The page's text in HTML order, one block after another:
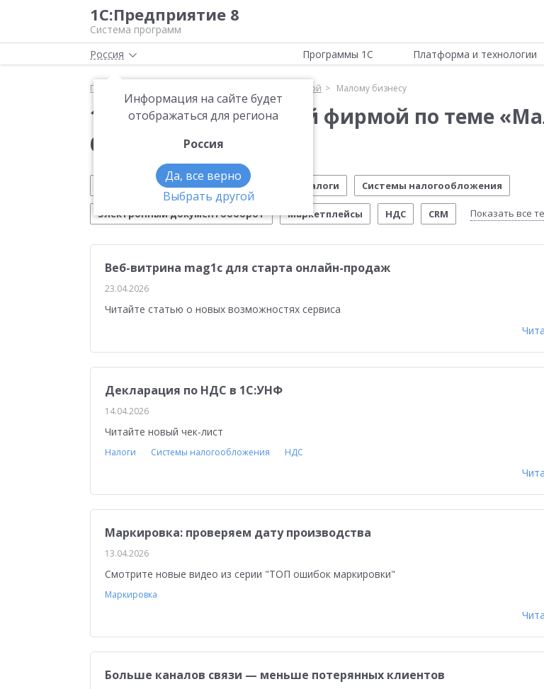
1С:Предприятие 8
Система программ
Россия
Информация на сайте будет
отображаться для региона
Россия
Да, все верно
Выбрать другой
Программы 1С Платформа и технологии
Главная 1С:Управление нашей фирмой Малому бизнесу
1С:Управление нашей фирмой по теме
бизнесу»
Маркировка Налоги Системы налогообложения
Электронный документооборот Маркетплейсы НДС CRM
Обновление 1С
Показать все
Розничная торговля Мобильное приложение Честный знак
Автоматизация бизнеса Эквайринг ЕГАИС Учебные курсы 1С
Управление финансами Антикризисные решения Конкурс кейсов 2022 1СПАРК Риски
Обучение персонала Управленческий учет
Отчетность по МСФО
Веб-витрина mag1c для старта онлайн-продаж
23.04.2026
Читайте статью о новых возможностях сервиса
Декларация по НДС в 1С:УНФ
14.04.2026
Читайте новый чек-лист
Налоги Системы налогообложения НДС
Маркировка: проверяем дату производства
13.04.2026
Смотрите новые видео из серии "ТОП ошибок маркировки"
Маркировка
Больше каналов связи — меньше потерянных клиентов